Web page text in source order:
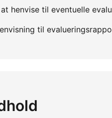
henvise til eventuelle
til